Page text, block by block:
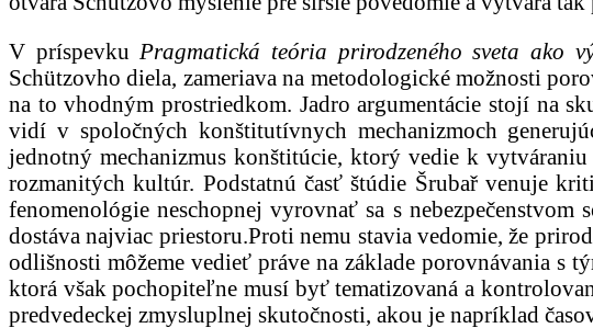
V príspevku Pragmatická teória prirodzeného sveta ako
Schützovho diela, zameriava na metodologické možnosti
na to vhodným prostriedkom. Jadro argumentácie stojí na
vidí v spoločných konštitutívnych mechanizmoch
jednotný mechanizmus konštitúcie, ktorý vedie k
rozmanitých kultúr. Podstatnú časť štúdie Šrubař venuje
fenomenológie neschopnej vyrovnať sa s
dostáva najviac priestoru.Proti nemu stavia vedomie, že
odlišnosti môžeme vedieť práve na základe porovnávania s
ktorá však pochopiteľne musí byť tematizovaná a
predvedeckej zmysluplnej skutočnosti, akou je napríklad